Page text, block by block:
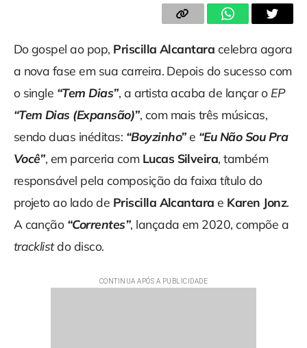
Do gospel ao pop, Priscilla Alcantara celebra agora
a nova fase em sua carreira. Depois do sucesso com
o single “Tem Dias”, a artista acaba de lançar o EP
“Tem Dias (Expansão)”, com mais três músicas,
sendo duas inéditas: “Boyzinho”e “Eu Não Sou Pra
Você”, em parceria com Lucas Silveira, também
responsável pela composição da faixa título do
projeto ao lado de Priscilla Alcantarae Karen Jonz.
A canção “Correntes”, lançada em 2020, compõe a
tracklistdo disco.